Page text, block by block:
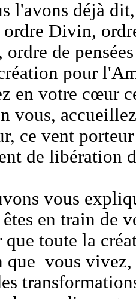
l'avons déjà
ordre Divin,
ordre de
pour
en votre cœur
vous,
ce vent
de libération
vous
en train de
toute la
que vous vivez,